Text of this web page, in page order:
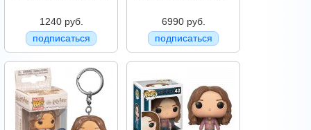
1240 руб.
подписаться
6990 руб.
подписаться